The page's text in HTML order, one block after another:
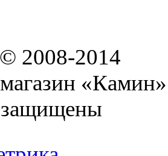
2008-2014
«Камин»
защищены